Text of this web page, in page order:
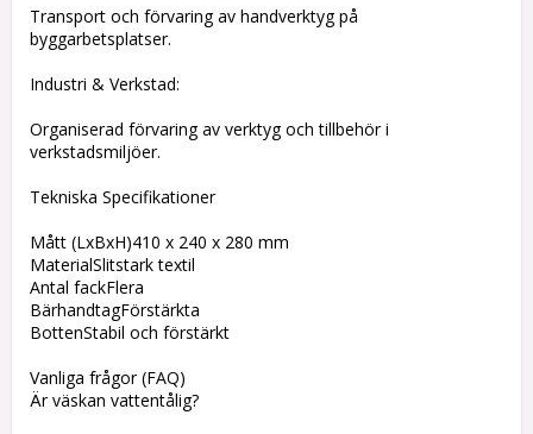
Transport och förvaring av handverktyg på
byggarbetsplatser.
Industri & Verkstad:
Organiserad förvaring av verktyg och tillbehör i
verkstadsmiljöer.
Tekniska Specifikationer
Mått (LxBxH)410 x 240 x 280 mm
MaterialSlitstark textil
Antal fackFlera
BärhandtagFörstärkta
BottenStabil och förstärkt
Vanliga frågor (FAQ)
Är väskan vattentålig?